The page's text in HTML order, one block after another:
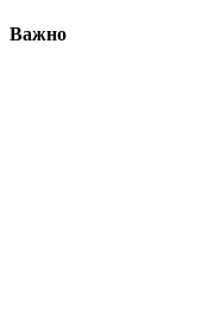
Важно